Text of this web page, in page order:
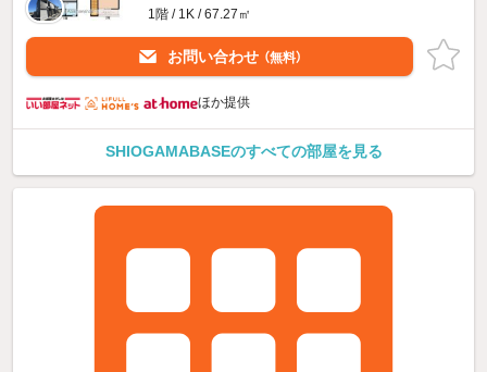
1階 / 1K / 67.27㎡
お問い合わせ （無料）
ほか提供
SHIOGAMABASEのすべての部屋を見る